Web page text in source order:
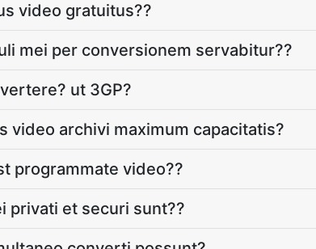
video gratuitus??
mei per conversionem servabitur??
ut 3GP?
video archivi maximum capacitatis?
programmate video??
privati et securi sunt??